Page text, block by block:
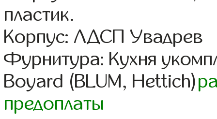
пластик.
Корпус: ЛДСП Увадрев
Фурнитура: Кухня
Boyard (BLUM, Hettich)
предоплаты